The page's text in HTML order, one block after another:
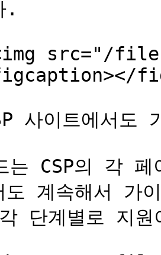
.
src="/files/
사이트에서도
CSP의 각 페
도 계속해서 가
단계별로 지원